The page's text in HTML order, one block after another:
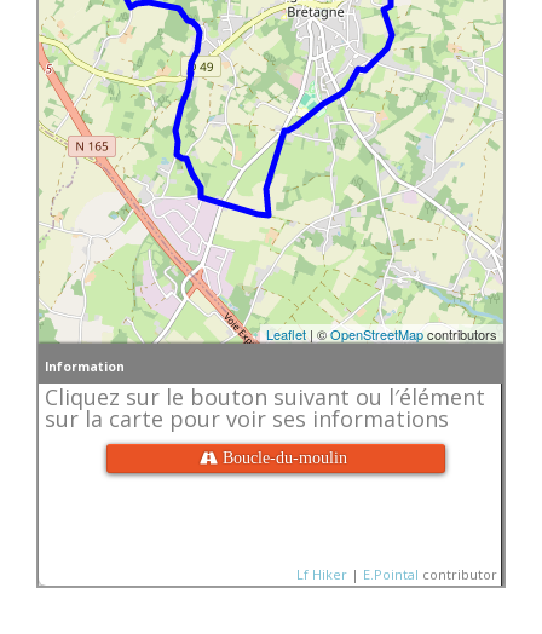
Leaflet| ©OpenStreetMapcontributors
 Boucle-du-moulin
Information
Cliquez sur le bouton suivant ou l′élément
sur la carte pour voir ses informations
Lf Hiker | E.Pointal contributor